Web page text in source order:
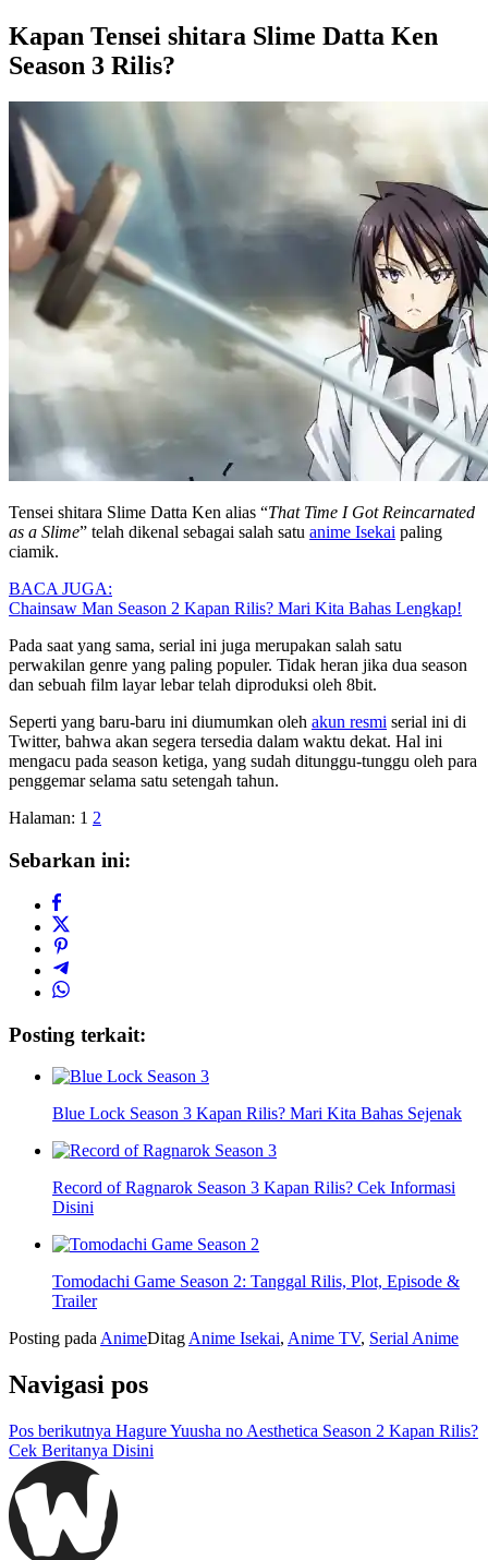
Kapan Tensei shitara Slime Datta Ken
Season 3 Rilis?
Tensei shitara Slime Datta Ken alias “That Time I Got Reincarnated
as a Slime” telah dikenal sebagai salah satu anime Isekai paling
ciamik.
BACA JUGA:
Chainsaw Man Season 2 Kapan Rilis? Mari Kita Bahas Lengkap!
Pada saat yang sama, serial ini juga merupakan salah satu
perwakilan genre yang paling populer. Tidak heran jika dua season
dan sebuah film layar lebar telah diproduksi oleh 8bit.
Seperti yang baru-baru ini diumumkan oleh akun resmi serial ini di
Twitter, bahwa akan segera tersedia dalam waktu dekat. Hal ini
mengacu pada season ketiga, yang sudah ditunggu-tunggu oleh para
penggemar selama satu setengah tahun.
Halaman: 1 2
Sebarkan ini:
Posting terkait:
Blue Lock Season 3 Kapan Rilis? Mari Kita Bahas Sejenak
Record of Ragnarok Season 3 Kapan Rilis? Cek Informasi
Disini
Tomodachi Game Season 2: Tanggal Rilis, Plot, Episode &
Trailer
Posting pada AnimeDitag Anime Isekai, Anime TV, Serial Anime
Navigasi pos
Pos berikutnya Hagure Yuusha no Aesthetica Season 2 Kapan Rilis?
Cek Beritanya Disini